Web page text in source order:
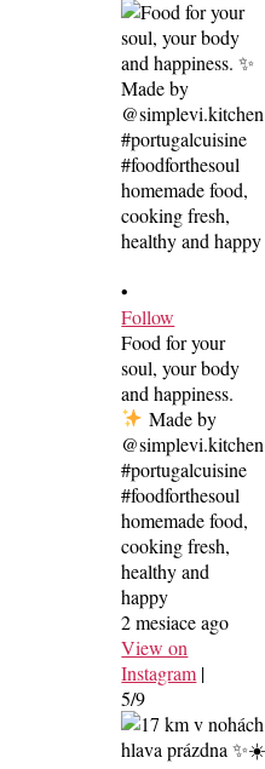
•
Follow
Food for your
soul, your body
and happiness.
Made by
@simplevi.kitchen
#portugalcuisine
#foodforthesoul
homemade food,
cooking fresh,
healthy and
happy
2 mesiace ago
View on
Instagram |
5/9